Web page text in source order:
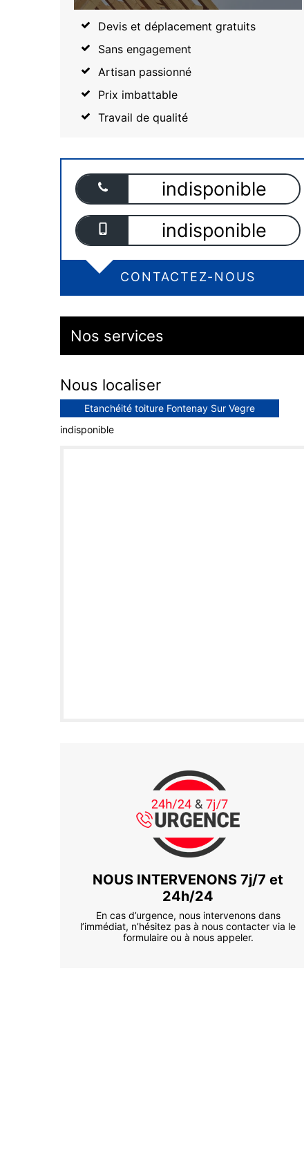
Devis et déplacement gratuits
Sans engagement
Artisan passionné
Prix imbattable
Travail de qualité
indisponible
indisponible
CONTACTEZ-NOUS
Nos services
Nous localiser
Etanchéité toiture Fontenay Sur Vegre
indisponible
NOUS INTERVENONS 7j/7 et
24h/24
En cas d’urgence, nous intervenons dans
l’immédiat, n’hésitez pas à nous contacter via le
formulaire ou à nous appeler.